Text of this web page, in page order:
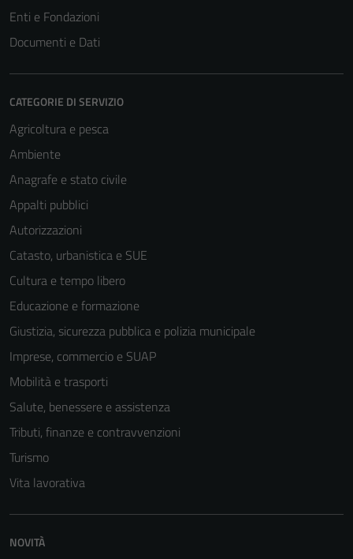
Enti e Fondazioni
Documenti e Dati
CATEGORIE DI SERVIZIO
Agricoltura e pesca
Ambiente
Anagrafe e stato civile
Appalti pubblici
Autorizzazioni
Catasto, urbanistica e SUE
Cultura e tempo libero
Educazione e formazione
Giustizia, sicurezza pubblica e polizia municipale
Imprese, commercio e SUAP
Mobilità e trasporti
Salute, benessere e assistenza
Tributi, finanze e contravvenzioni
Turismo
Vita lavorativa
NOVITÀ